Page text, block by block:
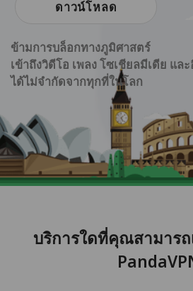
ดาวน์โหลด
ข้ามการบล็อกทางภูมิศาสตร์
เข้าถึงวิดีโอ เพลง โซเชียลมีเดีย แล
ได้ไม่จำกัดจากทุกที่ในโลก
บริการใดที่คุณสามาร